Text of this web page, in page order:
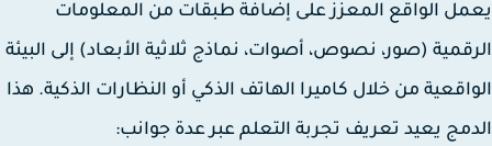
الواقع المعزز على إضافة طبقات من المعلومات
(صور، نصوص، أصوات، نماذج ثلاثية الأبعاد) إلى البيئة
من خلال كاميرا الهاتف الذكي أو النظارات الذكية. هذا
يعيد تعريف تجربة التعلم عبر عدة جوانب: